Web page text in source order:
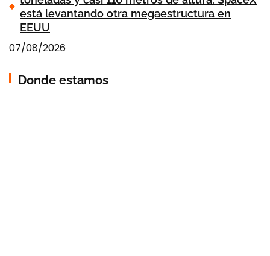
está levantando otra megaestructura en
EEUU
07/08/2026
Donde estamos